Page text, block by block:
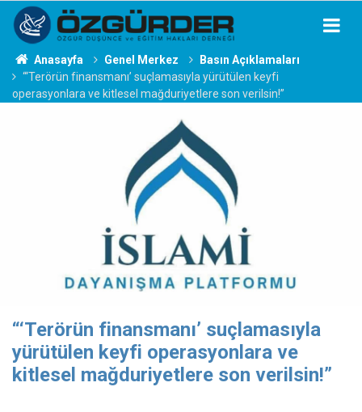
Anasayfa Genel Merkez
Basın Açıklamaları
“‘Terörün finansmanı’ suçlamasıyla yürütülen keyfi
operasyonlara ve kitlesel mağduriyetlere son verilsin!”
“‘Terörün finansmanı’ suçlamasıyla
yürütülen keyfi operasyonlara ve
kitlesel mağduriyetlere son verilsin!”